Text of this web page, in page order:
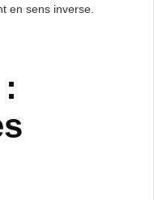
en sens inverse.